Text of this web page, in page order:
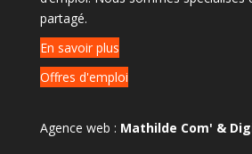
partagé.
En savoir plus
Offres d'emploi
Agence web : Mathilde Com' &